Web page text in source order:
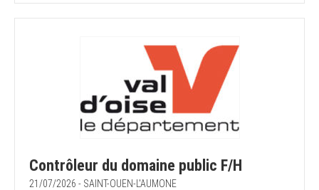
Contrôleur du domaine public F/H
21/07/2026 - SAINT-OUEN-L'AUMONE